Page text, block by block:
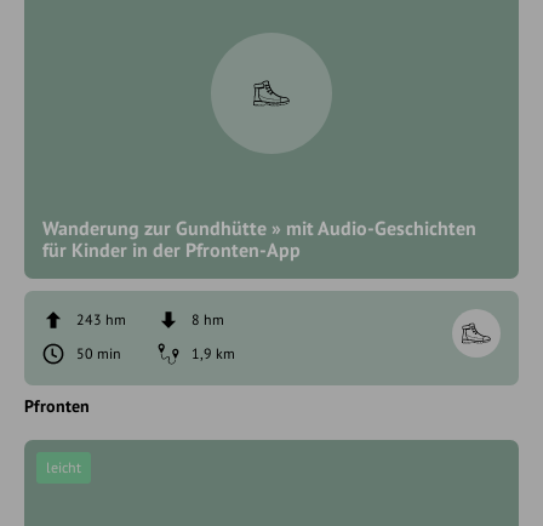
Wanderung zur Gundhütte » mit Audio-Geschichten
für Kinder in der Pfronten-App
243 hm
8 hm
50 min
1,9 km
Pfronten
leicht